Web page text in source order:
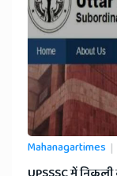
Mahanagartimes